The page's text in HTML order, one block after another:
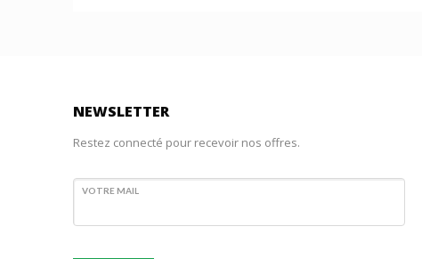
NEWSLETTER
Restez connecté pour recevoir nos offres.
VOTRE MAIL